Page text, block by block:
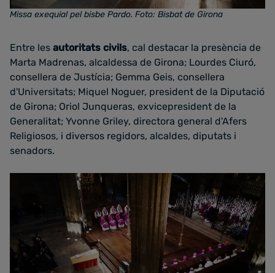
Missa exequial pel bisbe Pardo. Foto: Bisbat de Girona
Entre les autoritats civils, cal destacar la presència de
Marta Madrenas, alcaldessa de Girona; Lourdes Ciuró,
consellera de Justícia; Gemma Geis, consellera
d'Universitats; Miquel Noguer, president de la Diputació
de Girona; Oriol Junqueras, exvicepresident de la
Generalitat; Yvonne Griley, directora general d'Afers
Religiosos, i diversos regidors, alcaldes, diputats i
senadors.